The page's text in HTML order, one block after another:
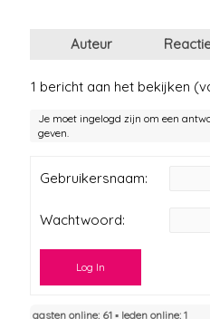
Auteur
1 bericht aan het bekijken
Je moet ingelogd zijn om een
geven.
Gebruikersnaam:
Wachtwoord:
Log In
gasten online: 61 ▪︎ leden online: 1